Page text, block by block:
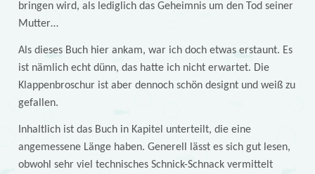
bringen wird, als lediglich das Geheimnis um den Tod seiner
Mutter…
Als dieses Buch hier ankam, war ich doch etwas erstaunt. Es
ist nämlich echt dünn, das hatte ich nicht erwartet. Die
Klappenbroschur ist aber dennoch schön designt und weiß zu
gefallen.
Inhaltlich ist das Buch in Kapitel unterteilt, die eine
angemessene Länge haben. Generell lässt es sich gut lesen,
obwohl sehr viel technisches Schnick-Schnack vermittelt